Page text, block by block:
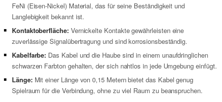
FeNi (Eisen-Nickel) Material, das für seine Beständigkeit und
Langlebigkeit bekannt ist.
Kontaktoberfläche:Vernickelte Kontakte gewährleisten eine
zuverlässige Signalübertragung und sind korrosionsbeständig.
Kabelfarbe: Das Kabel und die Haube sind in einem unaufdringlichen
schwarzen Farbton gehalten, der sich nahtlos in jede Umgebung einfügt.
Länge:Mit einer Länge von 0,15 Metern bietet das Kabel genug
Spielraum für die Verbindung, ohne zu viel Raum zu beanspruchen.